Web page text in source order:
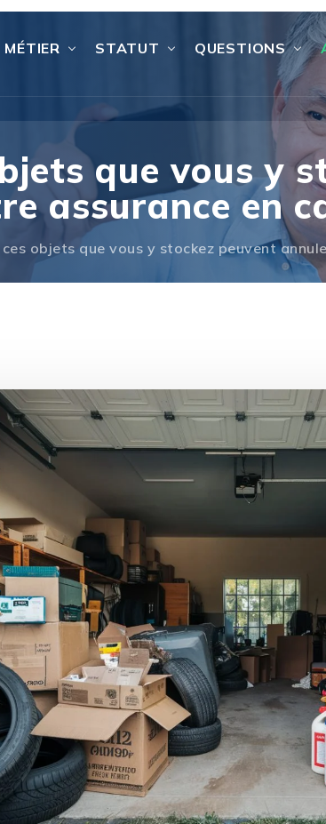
MÉTIER STATUT QUESTIONS
que vous y
assurance en
objets que vous y stockez peuvent